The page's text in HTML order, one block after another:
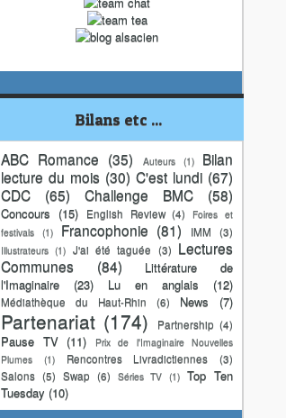
Bilans etc ...
ABC Romance (35) Auteurs (1)
Bilan
lecture du mois (30) C'est lundi (67)
CDC
(65) Challenge BMC (58)
Concours (15) English Review (4)
Foires et
festivals (1) Francophonie (81) IMM (3)
Illustrateurs (1) J'ai été taguée (3) Lectures
Communes
(84)
Littérature de
l'Imaginaire
(23) Lu en anglais (12)
Médiathèque du Haut-Rhin (6) News (7)
Partenariat (174) Partnership (4)
Pause TV (11)
Prix de l'Imaginaire Nouvelles
Plumes
(1) Rencontres Livradictiennes
(3)
Salons (5) Swap (6) Séries TV (1) Top Ten
Tuesday (10)